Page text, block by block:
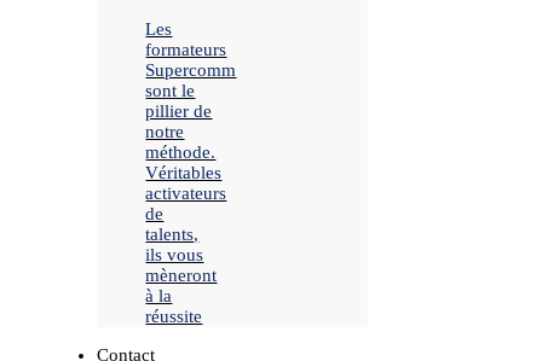
Les
formateurs
Supercomm
sont le
pillier de
notre
méthode.
Véritables
activateurs
de
talents,
ils vous
mèneront
à la
réussite
Contact